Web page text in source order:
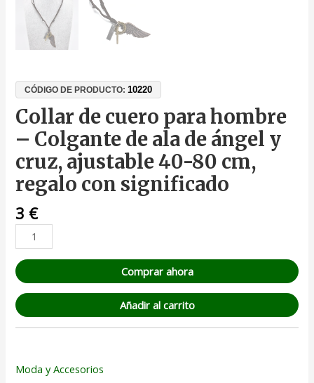
CÓDIGO DE PRODUCTO:10220
Collar de cuero para hombre
– Colgante de ala de ángel y
cruz, ajustable 40-80 cm,
regalo con significado
3 €
Comprar ahora
Añadir al carrito
Moda y Accesorios